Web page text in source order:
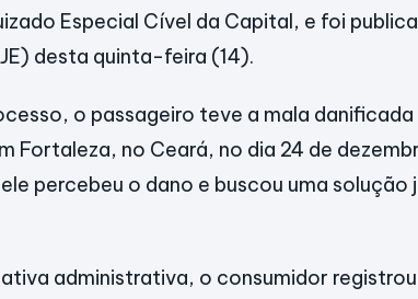
Especial Cível da Capital, e foi
desta quinta-feira (14).
o passageiro teve a mala
Fortaleza, no Ceará, no dia 24 de
percebeu o dano e buscou uma solução
administrativa, o consumidor